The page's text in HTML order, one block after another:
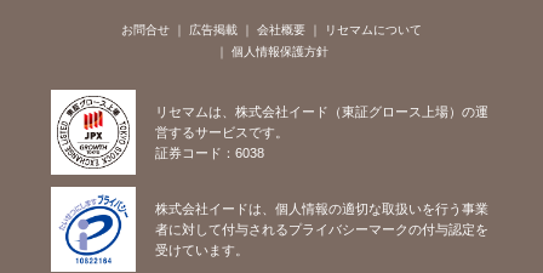
お問合せ 広告掲載 会社概要
リセマムについて
個人情報保護方針
リセマムは、株式会社イード（東証グロース上場）の運
営するサービスです。
証券コード：6038
株式会社イードは、個人情報の適切な取扱いを行う事業
者に対して付与されるプライバシーマークの付与認定を
受けています。